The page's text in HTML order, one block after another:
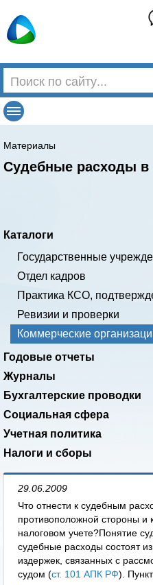
Материалы
Судебные расходы в
Каталоги
Государственные
Отдел кадров
Практика КСО,
Ревизии и проверки
Коммерческие
Годовые отчеты
Журналы
Бухгалтерские проводки
Социальная сфера
Учетная политика
Налоги и сборы
29.06.2009
Что отнести к судебным
противоположной стороны и
налоговом учете?Понятие
судебные расходы состоят
издержек, связанных с
судом (ст. 101 АПК РФ).